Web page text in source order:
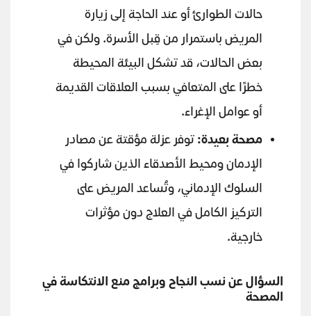
حالات الطوارئ أو عند الحاجة إلى زيارة
المريض باستمرار من قِبل الأسرة. ولكن في
بعض الحالات، قد تشكل البيئة المحيطة
خطرًا على المتعافي بسبب العلاقات القديمة
أو عوامل الإغراء.
مصحة بعيدة: توفر عزلة مؤقتة عن مصادر
الإدمان ومحيط الأصدقاء الذين شاركوا في
السلوك الإدماني، وتُساعد المريض على
التركيز الكامل في العلاج دون مؤثرات
خارجية.
السؤال عن نسب النجاح وبرامج منع الانتكاسة في
المصحة